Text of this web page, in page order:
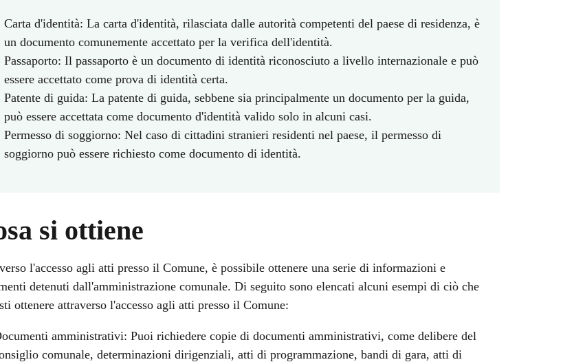
Carta d'identità: La carta d'identità, rilasciata dalle autorità competenti del paese di residenza, è
un documento comunemente accettato per la verifica dell'identità.
Passaporto: Il passaporto è un documento di identità riconosciuto a livello internazionale e può
essere accettato come prova di identità certa.
Patente di guida: La patente di guida, sebbene sia principalmente un documento per la guida,
può essere accettata come documento d'identità valido solo in alcuni casi.
Permesso di soggiorno: Nel caso di cittadini stranieri residenti nel paese, il permesso di
soggiorno può essere richiesto come documento di identità.
si ottiene
l'accesso agli atti presso il Comune, è possibile ottenere una serie di informazioni e
detenuti dall'amministrazione comunale. Di seguito sono elencati alcuni esempi di ciò che
ottenere attraverso l'accesso agli atti presso il Comune:
amministrativi: Puoi richiedere copie di documenti amministrativi, come delibere del
comunale, determinazioni dirigenziali, atti di programmazione, bandi di gara, atti di